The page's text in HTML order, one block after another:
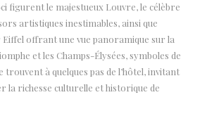
figurent le majestueux Louvre, le célèbre
artistiques inestimables, ainsi que
offrant une vue panoramique sur la
et les Champs-Élysées, symboles de
trouvent à quelques pas de l’hôtel, invitant
la richesse culturelle et historique de